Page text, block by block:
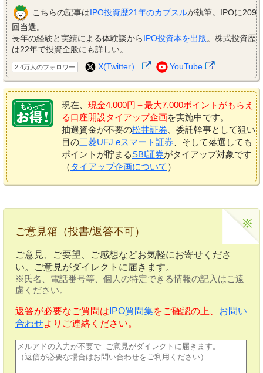
こちらの記事はIPO投資歴21年のカブスルが執筆。IPOに209
回当選。
長年の経験と実績による体験談からIPO投資本を出版。株式投資歴
は22年で投資全般にも詳しい。
2.4万人のフォロワー X(Twitter） YouTube
現在、 現金4,000円＋最大7,000ポイントがもらえ
る口座開設タイアップ企画を実施中です。
抽選資金が不要の松井証券、委託幹事として狙い
目の三菱UFJ eスマート証券、そして落選しても
ポイントが貯まるSBI証券がタイアップ対象です
（ タイアップ企画について ）
ご意見箱（投書/返答不可）
ご意見、ご要望、ご感想などお気軽にお寄せくださ
い。ご意見がダイレクトに届きます。
※氏名、電話番号等、個人の特定できる情報の記入はご遠
慮ください。
返答が必要なご質問は IPO質問集をご確認の上、 お問い
合わせよりご連絡ください。